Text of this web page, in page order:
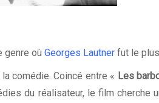
genre où Georges Lautner fut le plus
comédie. Coincé entre « Les
du réalisateur, le film cherche